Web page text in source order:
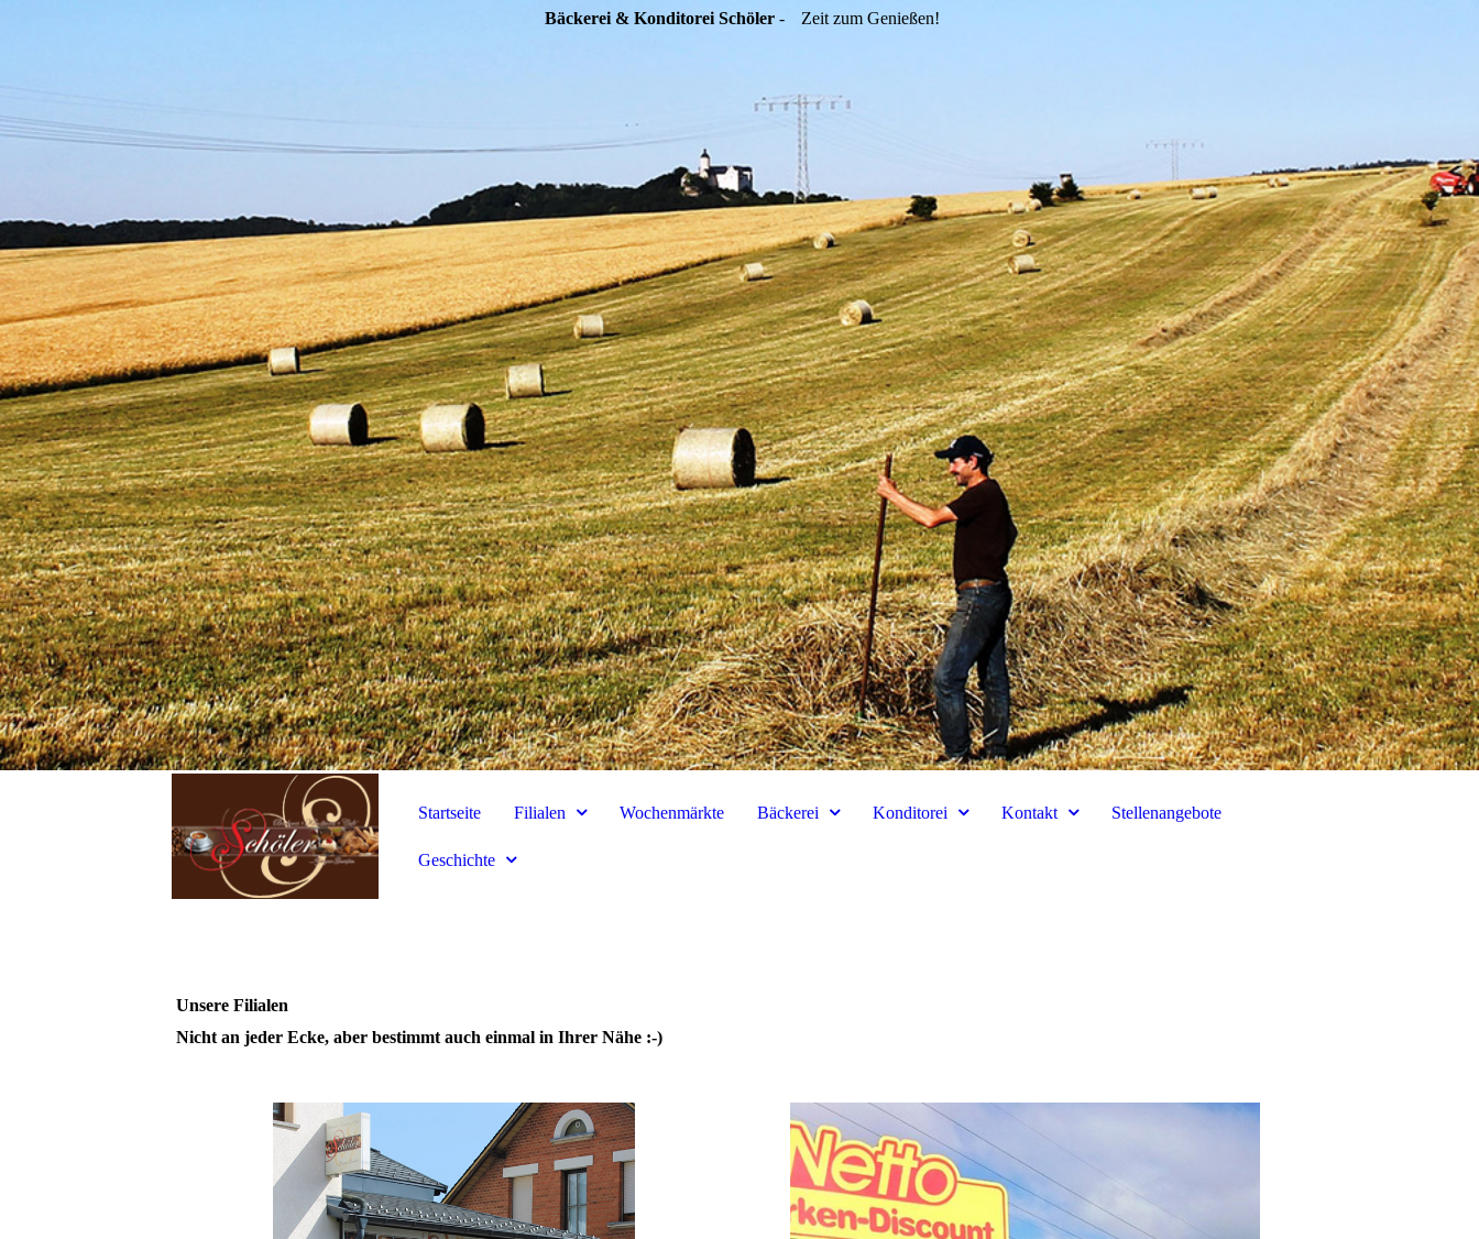
Bäckerei & Konditorei Schöler- Zeit zum Genießen!
Startseite Filialen Wochenmärkte Bäckerei Konditorei Kontakt Stellenangebote
Geschichte
Unsere Filialen
Nicht an jeder Ecke, aber bestimmt auch einmal in Ihrer Nähe :-)